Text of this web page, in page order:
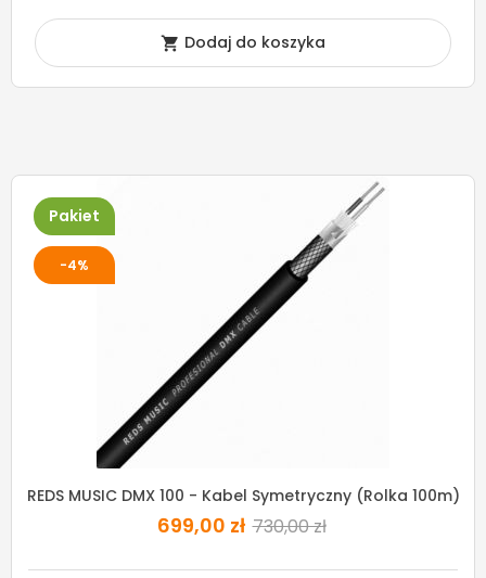
 Dodaj do koszyka
Pakiet
-4%
REDS MUSIC DMX 100 - Kabel Symetryczny (rolka 100m)
699,00 zł 730,00 zł